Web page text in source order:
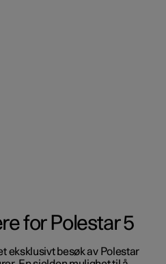
for Polestar 5
eksklusivt besøk av Polestar